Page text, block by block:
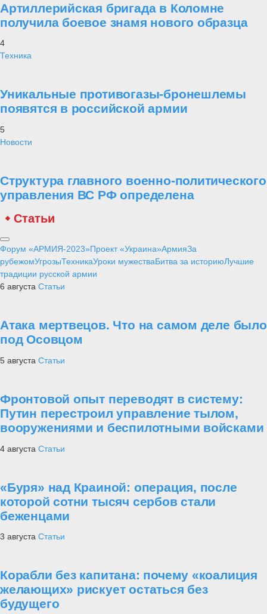
Артиллерийская бригада в Коломне
получила боевое знамя нового образца
4
Техника
Уникальные противогазы-бронешлемы
появятся в российской армии
5
Новости
Структура главного военно-политического
управления ВС РФ определена
Статьи
Форум «АРМИЯ-2023»Проект «Украина»АрмияЗа
рубежомУгрозыТехникаУроки мужестваБитва за историюЛучшие
традиции русской армии
6 августа Статьи
Атака мертвецов. Что на самом деле было
под Осовцом
5 августа Статьи
Фронтовой опыт переводят в систему:
Путин перестроил управление тылом,
вооружениями и беспилотными войсками
4 августа Статьи
«Буря» над Краиной: операция, после
которой сотни тысяч сербов стали
беженцами
3 августа Статьи
Корабли без капитана: почему «коалиция
желающих» рискует остаться без
будущего